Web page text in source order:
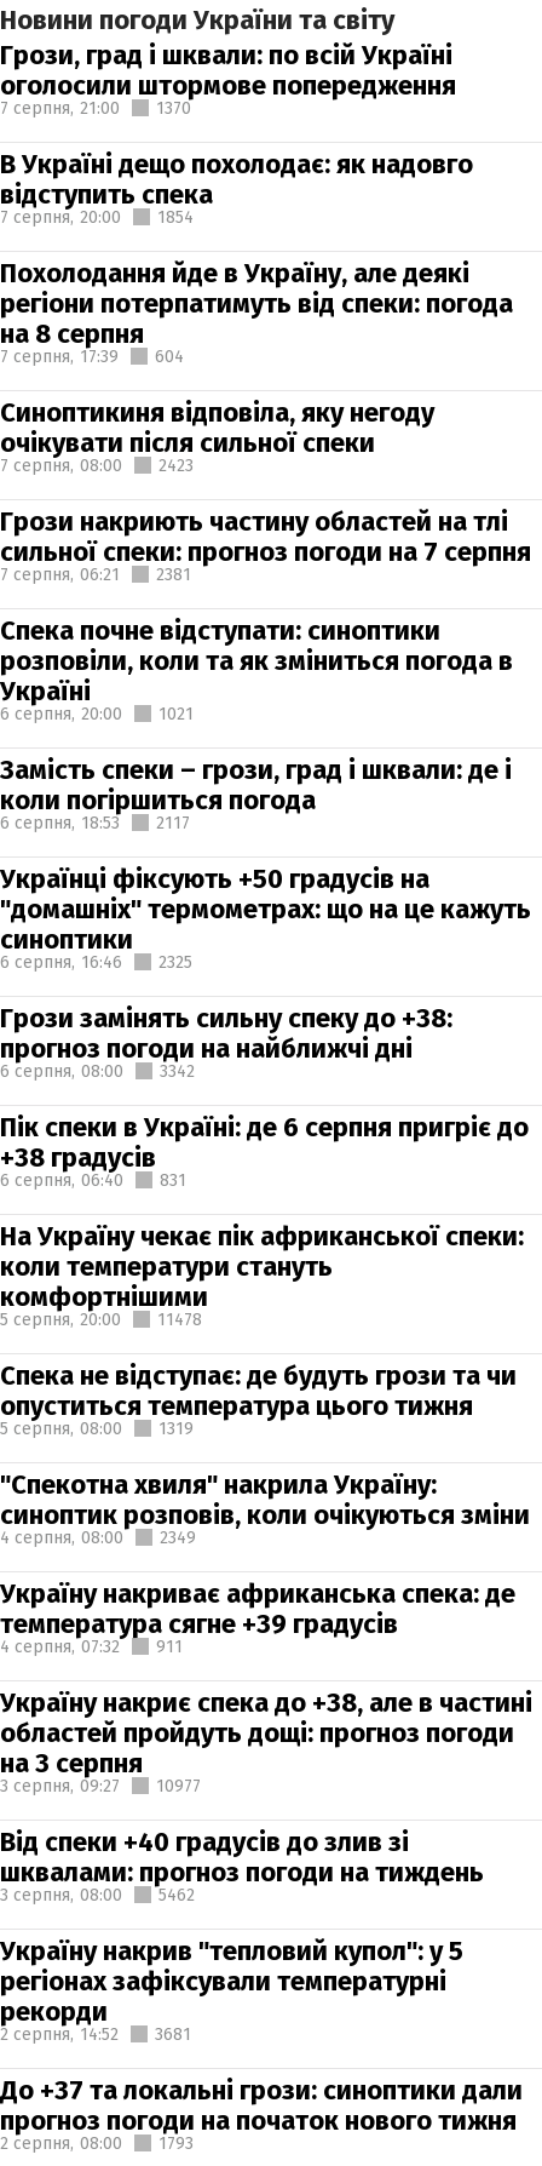
Новини погоди України та світу
Грози, град і шквали: по всій Україні
оголосили штормове попередження
7 серпня, 21:00 1370
В Україні дещо похолодає: як надовго
відступить спека
7 серпня, 20:00 1854
Похолодання йде в Україну, але деякі
регіони потерпатимуть від спеки: погода
на 8 серпня
7 серпня, 17:39 604
Синоптикиня відповіла, яку негоду
очікувати після сильної спеки
7 серпня, 08:00 2423
Грози накриють частину областей на тлі
сильної спеки: прогноз погоди на 7 серпня
7 серпня, 06:21 2381
Спека почне відступати: синоптики
розповіли, коли та як зміниться погода в
Україні
6 серпня, 20:00 1021
Замість спеки – грози, град і шквали: де і
коли погіршиться погода
6 серпня, 18:53 2117
Українці фіксують +50 градусів на
"домашніх" термометрах: що на це кажуть
синоптики
6 серпня, 16:46 2325
Грози замінять сильну спеку до +38:
прогноз погоди на найближчі дні
6 серпня, 08:00 3342
Пік спеки в Україні: де 6 серпня пригріє до
+38 градусів
6 серпня, 06:40 831
На Україну чекає пік африканської спеки:
коли температури стануть
комфортнішими
5 серпня, 20:00 11478
Спека не відступає: де будуть грози та чи
опуститься температура цього тижня
5 серпня, 08:00 1319
"Спекотна хвиля" накрила Україну:
синоптик розповів, коли очікуються зміни
4 серпня, 08:00 2349
Україну накриває африканська спека: де
температура сягне +39 градусів
4 серпня, 07:32 911
Україну накриє спека до +38, але в частині
областей пройдуть дощі: прогноз погоди
на 3 серпня
3 серпня, 09:27 10977
Від спеки +40 градусів до злив зі
шквалами: прогноз погоди на тиждень
3 серпня, 08:00 5462
Україну накрив "тепловий купол": у 5
регіонах зафіксували температурні
рекорди
2 серпня, 14:52 3681
До +37 та локальні грози: синоптики дали
прогноз погоди на початок нового тижня
2 серпня, 08:00 1793